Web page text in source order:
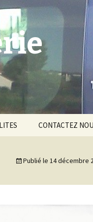
CONTACTEZ
Publié le 14 décembre